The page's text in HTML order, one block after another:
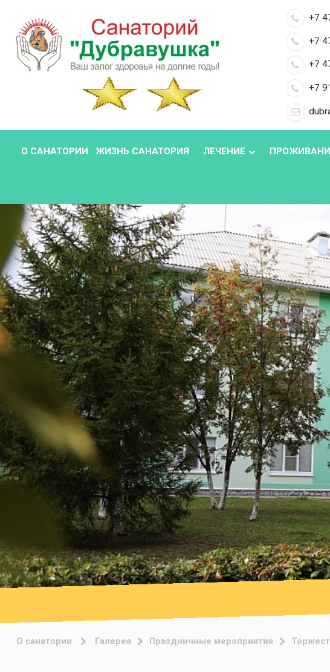
+7
+7
+7
+7
О САНАТОРИИ ЖИЗНЬ САНАТОРИЯ ЛЕЧЕНИЕ
О санатории Галерея Праздничные мероприятия